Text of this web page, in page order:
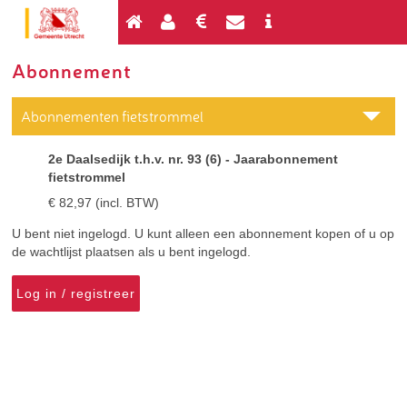
Abonnement
Abonnementen fietstrommel
2e Daalsedijk t.h.v. nr. 93 (6) - Jaarabonnement
fietstrommel
€ 82,97 (incl. BTW)
U bent niet ingelogd. U kunt alleen een abonnement kopen of u op
de wachtlijst plaatsen als u bent ingelogd.
Log in / registreer